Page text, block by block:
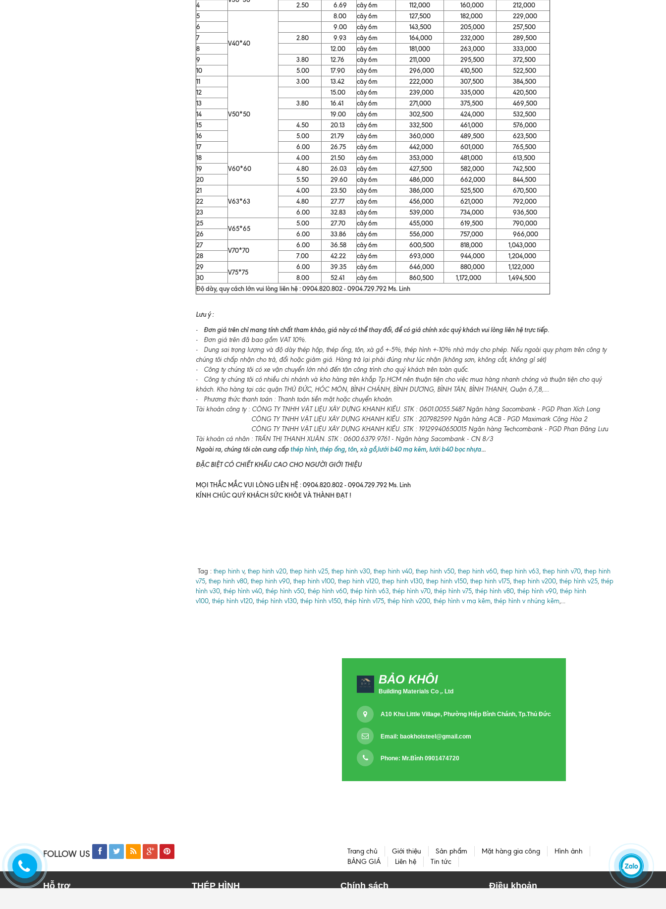
4
2.50 6.69 cây 6m 112,000 160,000
212,000
5
V40*40
8.00 cây 6m 127,500 182,000
229,000
6
9.00 cây 6m 143,500 205,000
257,500
7
2.80 9.93 cây 6m 164,000 232,000
289,500
8
12.00 cây 6m 181,000 263,000
333,000
9
3.80 12.76 cây 6m 211,000 295,500
372,500
10
5.00 17.90 cây 6m 296,000 410,500
522,500
11
V50*50
3.00 13.42 cây 6m 222,000 307,500
384,500
12
15.00 cây 6m 239,000 335,000
420,500
13
3.80 16.41 cây 6m 271,000 375,500
469,500
14
19.00 cây 6m 302,500 424,000
532,500
15
4.50 20.13 cây 6m 332,500 461,000
576,000
16
5.00 21.79 cây 6m 360,000 489,500
623,500
17
6.00 26.75 cây 6m 442,000 601,000
765,500
18
V60*60
4.00 21.50 cây 6m 353,000 481,000
613,500
19
4.80 26.03 cây 6m 427,500 582,000
742,500
20
5.50 29.60 cây 6m 486,000 662,000
844,500
21
V63*63
4.00 23.50 cây 6m 386,000 525,500
670,500
22
4.80 27.77 cây 6m 456,000 621,000
792,000
23
6.00 32.83 cây 6m 539,000 734,000
936,500
25
V65*65
5.00 27.70 cây 6m 455,000 619,500
790,000
26
6.00 33.86 cây 6m 556,000 757,000
966,000
27
V70*70
6.00 36.58 cây 6m 600,500 818,000
1,043,000
28
7.00 42.22 cây 6m 693,000 944,000
1,204,000
29
V75*75
6.00 39.35 cây 6m 646,000 880,000
1,122,000
30
8.00 52.41 cây 6m 860,500 1,172,000
1,494,500
Độ dày, quy cách lớn vui lòng liên hệ : 0904.820.802 - 0904.729.792 Ms. Linh
Lưu ý :
- Đơn giá trên chỉ mang tính chất tham khảo, giá này có thể thay đổi, để có giá chính xác quý khách vui lòng liên hệ trực tiếp.
- Đơn giá trên đã bao gồm VAT 10%.
- Dung sai trọng lượng và độ dày thép hộp, thép ống, tôn, xà gồ +-5%, thép hình +-10% nhà máy cho phép. Nếu ngoài quy phạm trên công ty
chúng tôi chấp nhận cho trả, đổi hoặc giảm giá. Hàng trả lại phải đúng như lúc nhận (không sơn, không cắt, không gỉ sét)
- Công ty chúng tôi có xe vận chuyển lớn nhỏ đến tận công trình cho quý khách trên toàn quốc.
- Công ty chúng tôi có nhiều chi nhánh và kho hàng trên khắp Tp.HCM nên thuận tiện cho việc mua hàng nhanh chóng và thuận tiện cho quý
khách. Kho hàng tại các quận THỦ ĐỨC, HÓC MÔN, BÌNH CHÁNH, BÌNH DƯƠNG, BÌNH TÂN, BÌNH THẠNH, Quận 6,7,8,....
- Phương thức thanh toán : Thanh toán tiền mặt hoặc chuyển khoản.
Tài khoản công ty : CÔNG TY TNHH VẬT LIỆU XÂY DỰNG KHANH KIỀU. STK : 0601.0055.5487 Ngân hàng Sacombank - PGD Phan Xích Long
CÔNG TY TNHH VẬT LIỆU XÂY DỰNG KHANH KIỀU. STK : 207982599 Ngân hàng ACB - PGD Maximark Cộng Hòa 2
CÔNG TY TNHH VẬT LIỆU XÂY DỰNG KHANH KIỀU. STK : 19129940650015 Ngân hàng Techcombank - PGD Phan Đăng Lưu
Tài khoản cá nhân : TRẦN THỊ THANH XUÂN. STK : 0600.6379.9761 - Ngân hàng Sacombank - CN 8/3
Ngoài ra, chúng tôi còn cung cấpthép hình,thép ống, tôn, xà gồ,lưới b40 mạ kẽm, lưới b40 bọc nhựa...
ĐẶC BIỆT CÓ CHIẾT KHẤU CAO CHO NGƯỜI GIỚI THIỆU
MỌI THẮC MẮC VUI LÒNG LIÊN HỆ : 0904.820.802 - 0904.729.792 Ms. Linh
KÍNH CHÚC QUÝ KHÁCH SỨC KHỎE VÀ THÀNH ĐẠT !
Tag : thep hinh v, thep hinh v20, thep hinh v25, thep hinh v30, thep hinh v40, thep hinh v50, thep hinh v60, thep hinh v63, thep hinh v70, thep hinh
v75, thep hinh v80, thep hinh v90, thep hinh v100, thep hinh v120, thep hinh v130, thep hinh v150, thep hinh v175, thep hinh v200, thép hình v25, thép
hình v30, thép hình v40, thép hình v50, thép hình v60, thép hình v63,thép hình v70, thép hình v75, thép hình v80, thép hình v90, thép hình
v100,thép hình v120, thép hình v130, thép hình v150, thép hình v175, thép hình v200, thép hình v mạ kẽm, thép hình v nhúng kẽm,...
BẢO KHÔI
Building Materials Co ,. Ltd
A10 Khu Little Village, Phường Hiệp Bình Chánh, Tp.Thủ Đức
Email:baokhoisteel@gmail.com
Phone: Mr.Bình 0901474720
FOLLOW US Trang chủ Giới thiệu Sản phẩm Mặt hàng gia công
Hình ảnh
BẢNG GIÁ
Liên hệ Tin tức
Hỗ trợ THÉP HÌNH Chính sách Điều khoản